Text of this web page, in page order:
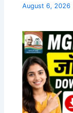
August 6, 2026